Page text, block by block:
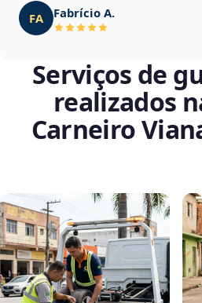
FA Fabrício A.
Serviços de
realizados
Carneiro